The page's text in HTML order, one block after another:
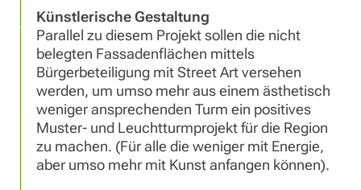
Künstlerische Gestaltung
Parallel zu diesem Projekt sollen die nicht
belegten Fassadenflächen mittels
Bürgerbeteiligung mit Street Art versehen
werden, um umso mehr aus einem ästhetisch
weniger ansprechenden Turm ein positives
Muster- und Leuchtturmprojekt für die Region
zu machen. (Für alle die weniger mit Energie,
aber umso mehr mit Kunst anfangen können).